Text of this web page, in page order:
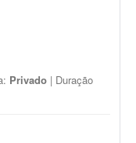
Privado | Duração